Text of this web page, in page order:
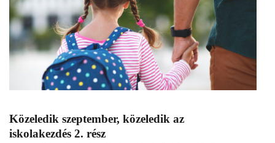
Közeledik szeptember, közeledik az
iskolakezdés 2. rész